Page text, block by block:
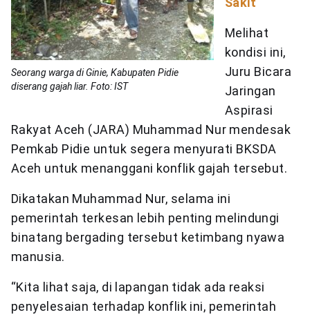
Seorang warga di Ginie, Kabupaten Pidie
diserang gajah liar. Foto: IST
Melihat
kondisi ini,
Juru Bicara
Jaringan
Aspirasi
Rakyat Aceh (JARA) Muhammad Nur mendesak
Pemkab Pidie untuk segera menyurati BKSDA
Aceh untuk menanggani konflik gajah tersebut.
Dikatakan Muhammad Nur, selama ini
pemerintah terkesan lebih penting melindungi
binatang bergading tersebut ketimbang nyawa
manusia.
“Kita lihat saja, di lapangan tidak ada reaksi
penyelesaian terhadap konflik ini, pemerintah